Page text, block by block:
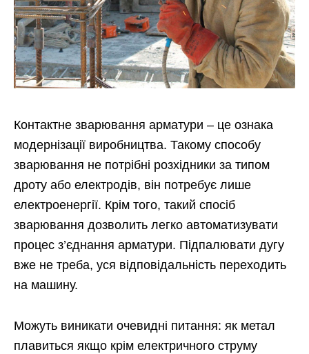
Контактне зварювання арматури – це ознака
модернізації виробництва. Такому способу
зварювання не потрібні розхідники за типом
дроту або електродів, він потребує лише
електроенергії. Крім того, такий спосіб
зварювання дозволить легко автоматизувати
процес з’єднання арматури. Підпалювати дугу
вже не треба, уся відповідальність переходить
на машину.
Можуть виникати очевидні питання: як метал
плавиться якщо крім електричного струму